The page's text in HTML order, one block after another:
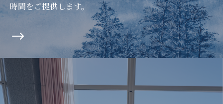
時間をご提供します。